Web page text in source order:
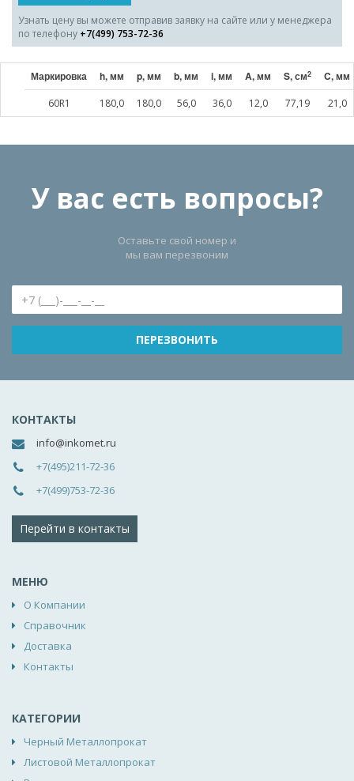
Узнать цену вы можете отправив заявку на сайте или у менеджера
по телефону +7(499) 753-72-36
Маркировка h, мм p, мм b, мм i, мм A, мм S, см2 C, мм
60R1 180,0 180,0 56,0 36,0 12,0 77,19 21,0
У вас есть вопросы?
Оставьте свой номер и
мы вам перезвоним
КОНТАКТЫ
info@inkomet.ru
+7(495)211-72-36
+7(499)753-72-36
Перейти в контакты
МЕНЮ
О Компании
Справочник
Доставка
Контакты
КАТЕГОРИИ
Черный Металлопрокат
Листовой Металлопрокат